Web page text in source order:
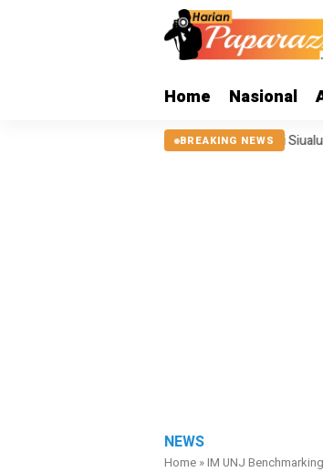
Home Nasional
BREAKING NEWS
Tanggul Sungai Sigeaon di Siualuompu Taput Belum
NEWS
Home »IM UNJ